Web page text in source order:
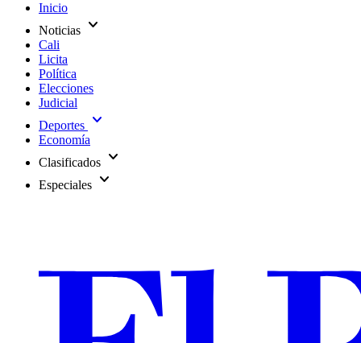
Inicio
Noticias expand_more
Cali
Licita
Política
Elecciones
Judicial
Deportes expand_more
Economía
Clasificados expand_more
Especiales expand_more